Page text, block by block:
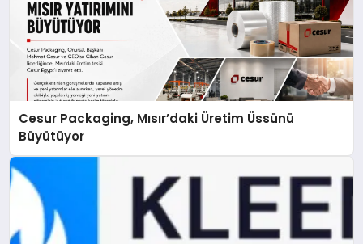
Cesur Packaging, Mısır’daki Üretim Üssünü
Büyütüyor